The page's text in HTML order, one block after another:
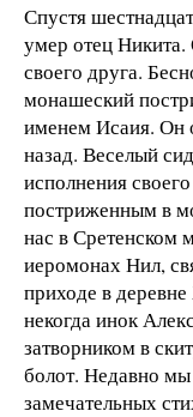
Спустя
умер отец
своего друга.
монашеский
именем Исаия. Он
назад. Веселый
исполнения
постриженным в
нас в Сретенском
иеромонах Нил,
приходе в
некогда инок
затворником в
болот. Недавно
замечательных